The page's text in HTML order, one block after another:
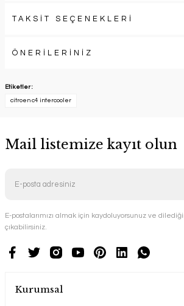
TAKSİT SEÇENEKLERİ
ÖNERİLERİNİZ
Etiketler :
citroen c4 intercooler
Mail listemize kayıt olun
E-postalarımızı almak için kaydoluyorsunuz ve
çıkabilirsiniz.
Kurumsal